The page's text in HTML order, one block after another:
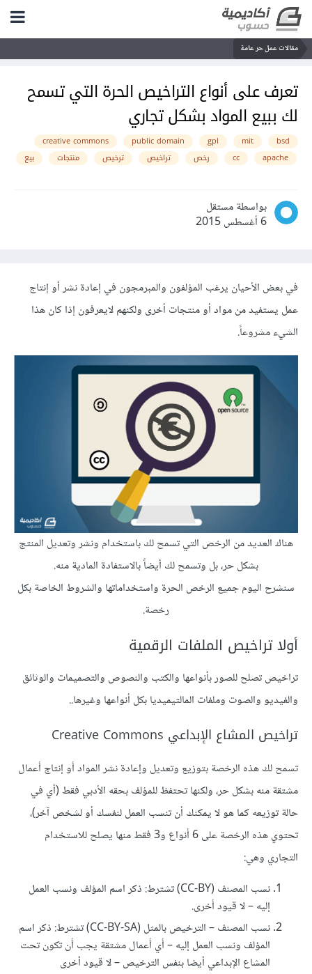
مقالات عمل حر عامة
تعرف على أنواع التراخيص الحرة التي تسمح
لك ببيع المواد بشكل تجاري
bsd
mit
gpl
public domain
creative commons
apache
cc رخص تراخيص ترخيص منتجات بيع
بواسطة مستقل
6 أغسطس 2015
في بعض الأحيان يرغب المؤلفون والمبرمجون في إعادة نشر أو إنتاج
عمل يستفيد من مواد أو منتجات أخرى ولكنهم لايعرفون إذا كان هذا
الشيء مشروعاً.
هناك العديد من الرخص التي تسمح لك باستخدام ونشر وتعديل المنتج
بشكل حر، بل وتسمح لك أيضاً بالاستفادة المادية منه.
سنشرح اليوم جميع الرخص الحرة واستخداماتها والشروط الخاصة بكل
رخصة.
أولا تراخيص الملفات الرقمية
تراخيص تصلح للصور بأنواعها والكتب والنصوص والتصميمات والوثائق
والفيديو والصوت وملفات المالتيميديا بكل أنواعها وغيرها..
تراخيص المشاع الإبداعي Creative Commons
تسمح لك هذه الرخصة بتوزيع وتعديل وإعادة نشر المواد أو إنتاج أعمال
مشتقة منه بشكل حر، ولكنها تحتفظ للمؤلف بحقه الأدبي فقط (أي في
حالة توزيعه كما هو لا يمكنك أن تنسب العمل لنفسك أو لشخص آخر)،
تحتوي هذه الرخصة على 6 أنواع و3 فقط منها يصلح للاستخدام
التجاري وهي:
نسب المصنف (CC-BY) تشترط: ذكر اسم المؤلف ونسب العمل
إليه – لا قيود أخرى.
نسب المصنف – الترخيص بالمثل (CC-BY-SA) تشترط: ذكر اسم
المؤلف ونسب العمل إليه – أي أعمال مشتقة يجب أن تكون تحت
المشاع الإبداعي أيضا بنفس الترخيص – لا قيود أخرى